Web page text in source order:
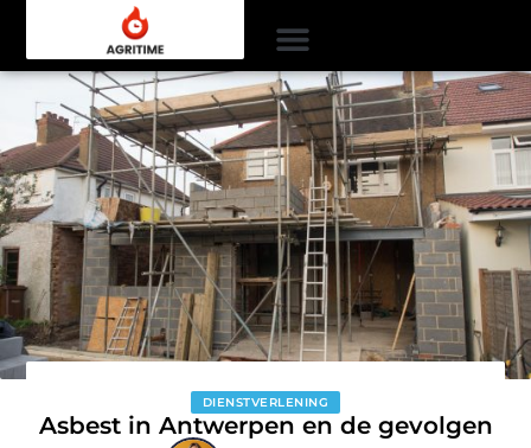
DIENSTVERLENING
Asbest in Antwerpen en de gevolgen